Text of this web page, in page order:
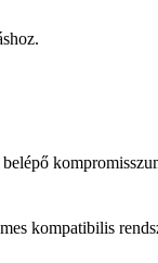
kompatibilis